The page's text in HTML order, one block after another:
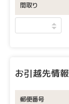
間取り
お引越先情報
郵便番号